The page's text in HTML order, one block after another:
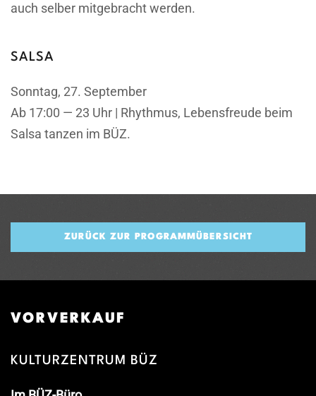
auch selber mitgebracht werden.
SALSA
Sonntag, 27. September
Ab 17:00 — 23 Uhr | Rhythmus, Lebensfreude beim
Salsa tanzen im BÜZ.
ZURÜCK ZUR PROGRAMMÜBERSICHT
VORVERKAUF
KULTURZENTRUM BÜZ